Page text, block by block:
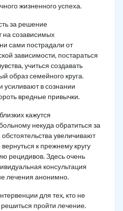
жизненного успеха.
за решение
на созависимых
сами пострадали от
зависимости, постараться
учиться создавать
образ семейного круга.
в сознании
вредные привычки.
кажутся
некуда обратиться за
увеличивают
к прежнему кругу
рецидивов. Здесь очень
консультация
лечения анонимно.
для тех, кто не
пройти лечение.